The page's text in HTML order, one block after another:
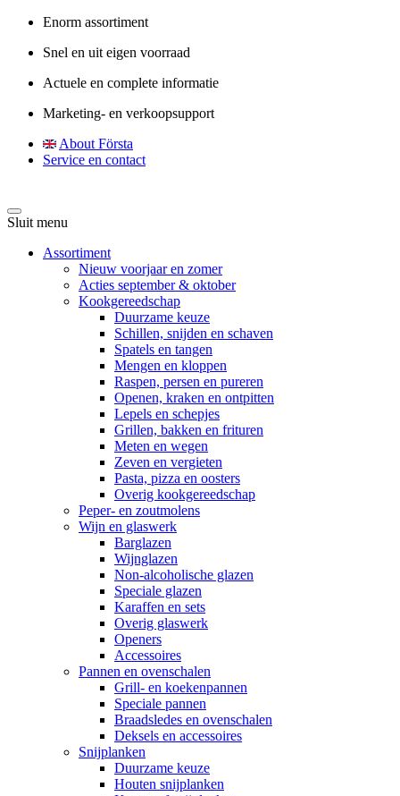
Enorm assortiment
Snel en uit eigen voorraad
Actuele en complete informatie
Marketing- en verkoopsupport
About Första
Service en contact
Sluit menu
Assortiment
Nieuw voorjaar en zomer
Acties september & oktober
Kookgereedschap
Duurzame keuze
Schillen, snijden en schaven
Spatels en tangen
Mengen en kloppen
Raspen, persen en pureren
Openen, kraken en ontpitten
Lepels en schepjes
Grillen, bakken en frituren
Meten en wegen
Zeven en vergieten
Pasta, pizza en oosters
Overig kookgereedschap
Peper- en zoutmolens
Wijn en glaswerk
Barglazen
Wijnglazen
Non-alcoholische glazen
Speciale glazen
Karaffen en sets
Overig glaswerk
Openers
Accessoires
Pannen en ovenschalen
Grill- en koekenpannen
Speciale pannen
Braadsledes en ovenschalen
Deksels en accessoires
Snijplanken
Duurzame keuze
Houten snijplanken